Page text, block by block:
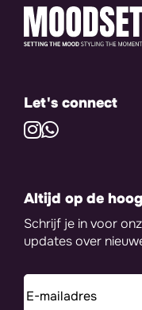
Let's connect
Altijd op de
Schrijf je in voor
updates over